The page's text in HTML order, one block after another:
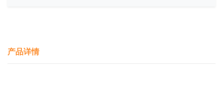
产品详情